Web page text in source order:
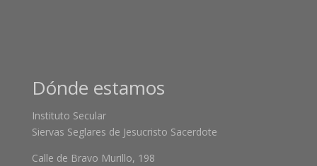
Dónde estamos
Instituto Secular
Siervas Seglares de Jesucristo Sacerdote
Calle de Bravo Murillo, 198